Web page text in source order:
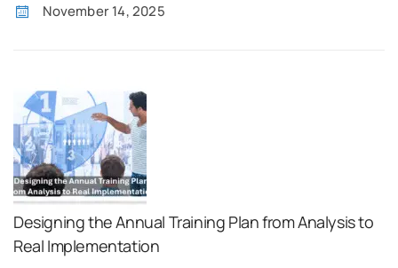
November 14, 2025
Designing the Annual Training Plan from Analysis to
Real Implementation